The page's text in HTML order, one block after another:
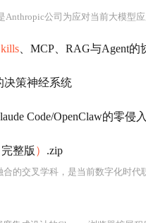
当前大模型应用开发中普遍存在的“能力固化”“重复训
、MCP、RAG与Agent的
决策神经系统
Code/OpenClaw的零侵
完整版 ） .zip